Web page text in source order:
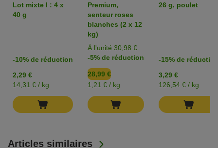
Articles similaires
Lot mixte I : 4 x
40 g
-10% de réduction
2,29 €
14,31 € / kg
Performance
Premium,
senteur roses
blanches (2 x 12
kg)
À l'unité 30,98 €
-5% de réduction
28,99 €
1,21 € / kg
chat
26 g, poulet
-15% de
3,29 €
126,54 € / kg